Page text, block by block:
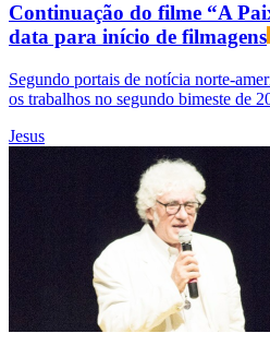
Continuação do filme “A
data para início de filmagens
Segundo portais de notícia norte-
os trabalhos no segundo bimeste de
Jesus